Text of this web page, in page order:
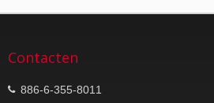
Contacten
886-6-355-8011